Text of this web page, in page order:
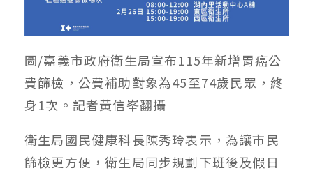
圖/嘉義市政府衛生局宣布115年新增胃癌公
費篩檢，公費補助對象為45至74歲民眾，終
身1次。記者黃信峯翻攝
衛生局國民健康科長陳秀玲表示，為讓市民
篩檢更方便，衛生局同步規劃下班後及假日